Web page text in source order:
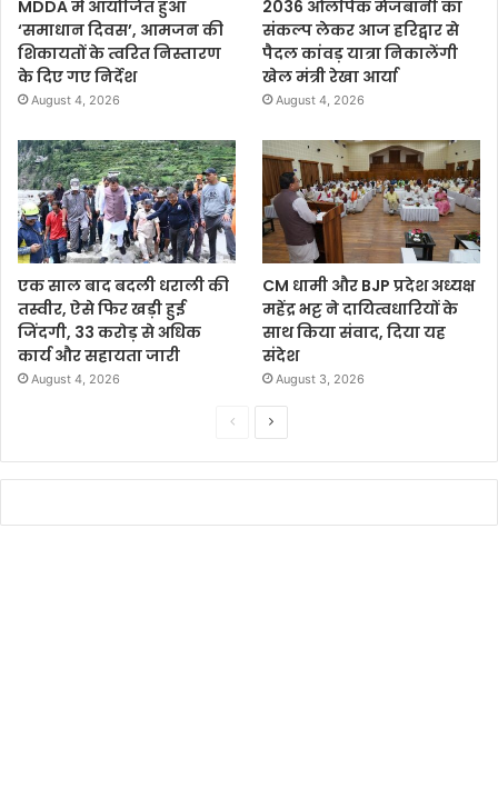
MDDA में आयोजित हुआ
‘समाधान दिवस’, आमजन की
शिकायतों के त्वरित निस्तारण
के दिए गए निर्देश
August 4, 2026
2036 ओलंपिक मेजबानी का
संकल्प लेकर आज हरिद्वार से
पैदल कांवड़ यात्रा निकालेंगी
खेल मंत्री रेखा आर्या
August 4, 2026
एक साल बाद बदली धराली की
तस्वीर, ऐसे फिर खड़ी हुई
जिंदगी, 33 करोड़ से अधिक
कार्य और सहायता जारी
August 4, 2026
CM धामी और BJP प्रदेश अध्यक्ष
महेंद्र भट्ट ने दायित्वधारियों के
साथ किया संवाद, दिया यह
संदेश
August 3, 2026
e
x